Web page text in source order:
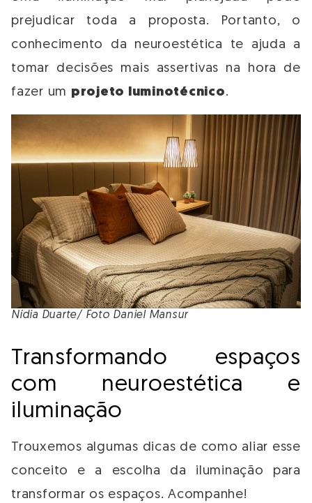
prejudicar toda a proposta. Portanto, o
conhecimento da neuroestética te ajuda a
tomar decisões mais assertivas na hora de
fazer um projeto luminotécnico.
Nídia Duarte/ Foto Daniel Mansur
Transformando espaços
com neuroestética e
iluminação
Trouxemos algumas dicas de como aliar esse
conceito e a escolha da iluminação para
transformar os espaços. Acompanhe!